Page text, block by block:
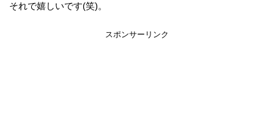
それで嬉しいです(笑)。
スポンサーリンク